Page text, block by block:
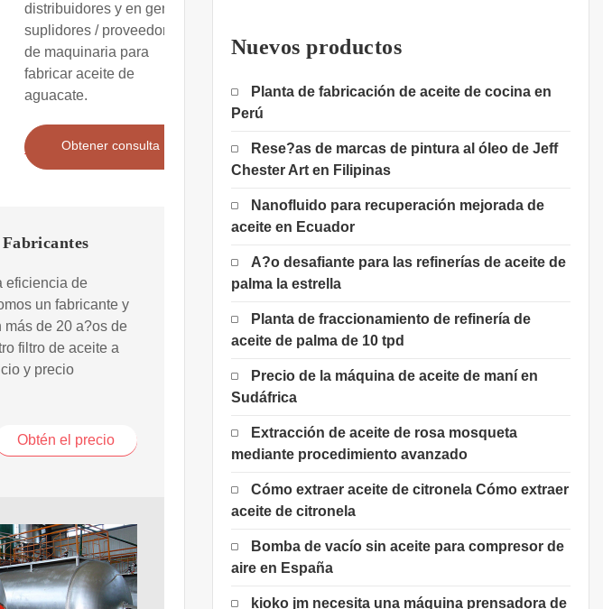
distribuidores y en general
suplidores / proveedores
de maquinaria para
fabricar aceite de
aguacate.
Obtener consulta
eficiencia de
un fabricante y
más de 20 a?os de
filtro de aceite a
y precio
Obtén el precio
Nuevos productos
Planta de fabricación de aceite de cocina en
Perú
Rese?as de marcas de pintura al óleo de Jeff
Chester Art en Filipinas
Nanofluido para recuperación mejorada de
aceite en Ecuador
A?o desafiante para las refinerías de aceite de
palma la estrella
Planta de fraccionamiento de refinería de
aceite de palma de 10 tpd
Precio de la máquina de aceite de maní en
Sudáfrica
Extracción de aceite de rosa mosqueta
mediante procedimiento avanzado
Cómo extraer aceite de citronela Cómo extraer
aceite de citronela
Bomba de vacío sin aceite para compresor de
aire en España
kioko jm necesita una máquina prensadora de